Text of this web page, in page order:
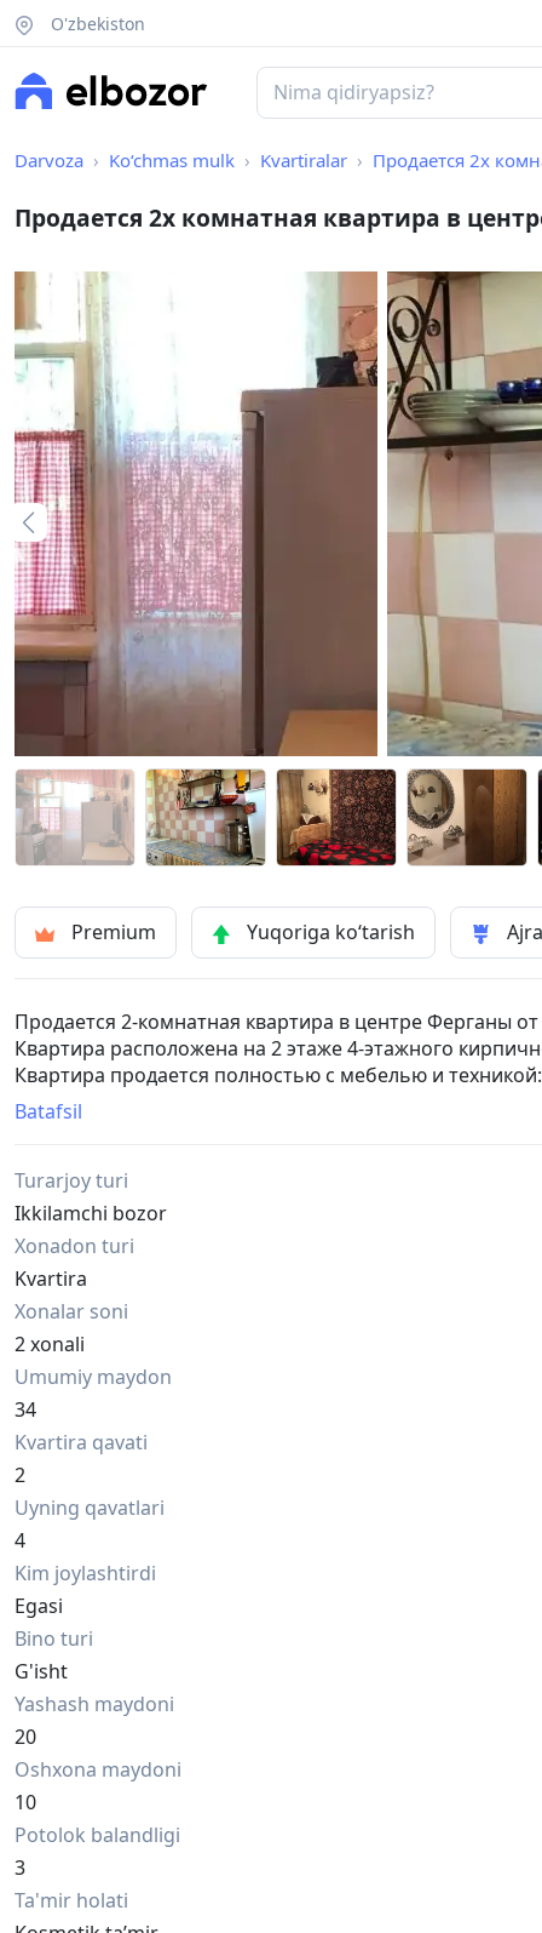
O'zbekiston
Darvoza Ko‘chmas mulk Kvartiralar Продается 2х
Продается 2х комнатная квартира в
Premium Yuqoriga ko‘tarish
Продается 2-комнатная квартира в центре Ферганы
Квартира расположена на 2 этаже 4-этажного
Квартира продается полностью с мебелью и
текстиль и элементы интерьера остаются новым
аэропорт, горсад и центральный рынок.
Дополнительно:
— благоустроенный тихий двор
— детская площадка
— парковка во дворе
— подключены все коммуникации: газ, вода,
Важно:
— один собственник
— без обременений
— готовы к сделке
Цена договорная. Звоните и пишите.
Batafsil
Turarjoy turi
Ikkilamchi bozor
Xonadon turi
Kvartira
Xonalar soni
2 xonali
Umumiy maydon
34
Kvartira qavati
2
Uyning qavatlari
4
Kim joylashtirdi
Egasi
Bino turi
G'isht
Yashash maydoni
20
Oshxona maydoni
10
Potolok balandligi
3
Ta'mir holati